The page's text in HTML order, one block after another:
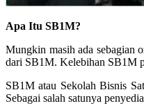
Apa Itu SB1M?
Mungkin masih ada sebagian
dari SB1M. Kelebihan SB1M
SB1M atau Sekolah Bisnis
Sebagai salah satunya